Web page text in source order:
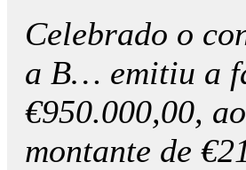
Celebrado o
a B… emitiu a
€950.000,00,
montante de